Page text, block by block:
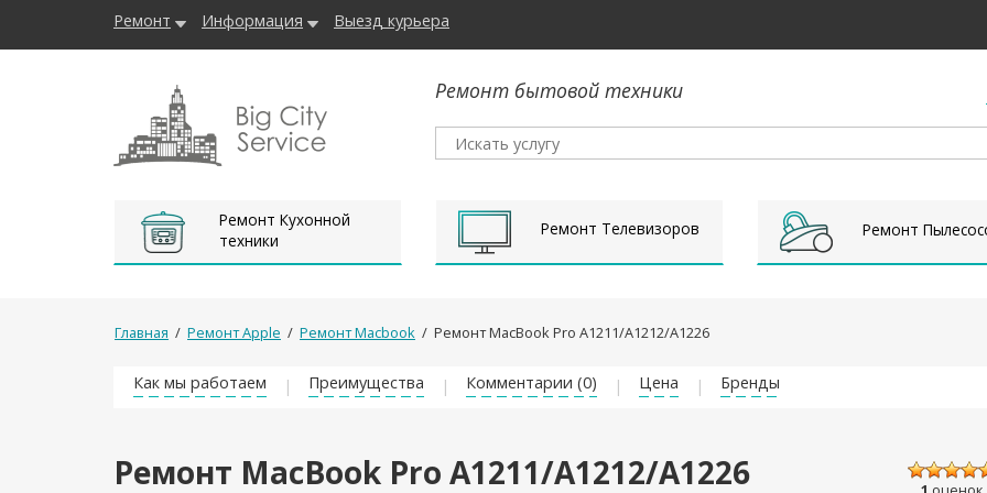
Ремонт Информация Выезд курьера
Ремонт бытовой техники
Ремонт Кухонной
техники
Ремонт Телевизоров Ремонт
Главная / Ремонт Apple / Ремонт Macbook / Ремонт MacBook Pro A1211/A1212/A1226
Как мы работаем Преимущества Комментарии (0) Цена Бренды
Ремонт MacBook Pro A1211/A1212/A1226